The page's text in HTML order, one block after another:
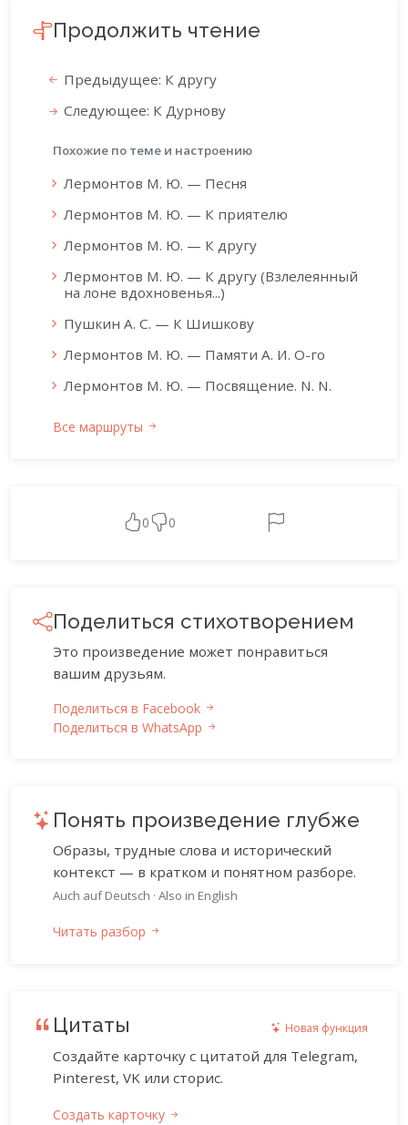
Продолжить чтение
Предыдущее: К другу
Следующее: К Дурнову
Похожие по теме и настроению
Лермонтов М. Ю. — Песня
Лермонтов М. Ю. — К приятелю
Лермонтов М. Ю. — К другу
Лермонтов М. Ю. — К другу (Взлелеянный
на лоне вдохновенья...)
Пушкин А. С. — К Шишкову
Лермонтов М. Ю. — Памяти А. И. О-го
Лермонтов М. Ю. — Посвящение. N. N.
Все маршруты
0 0
Поделиться стихотворением
Это произведение может понравиться
вашим друзьям.
Поделиться в Facebook
Поделиться в WhatsApp
Понять произведение глубже
Образы, трудные слова и исторический
контекст — в кратком и понятном разборе.
Auch auf Deutsch · Also in English
Читать разбор
Цитаты Новая функция
Создайте карточку с цитатой для Telegram,
Pinterest, VK или сторис.
Создать карточку